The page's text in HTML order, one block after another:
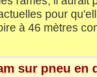
pour
à 46 mètres
sur pneu en